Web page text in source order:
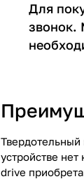
Для
звонок.
устройстве
drive